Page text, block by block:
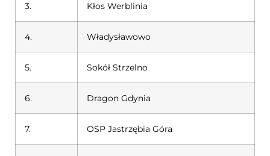
3. Kłos Werblinia
4. Władysławowo
5. Sokół Strzelno
6. Dragon Gdynia
7. OSP Jastrzębia Góra